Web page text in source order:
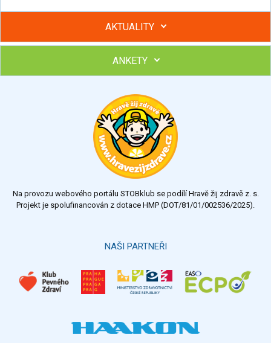
AKTUALITY
Hubněte s podporou lektorky a skupiny v kurzech STOBu
Chcete poradit s hubnutím? Najděte si odborníka STOBu ve
ANKETY
Výsledky Všechny ankety
Na provozu webového portálu STOBklub se podílí Hravě žij zdravě z. s.
Projekt je spolufinancován z dotace HMP (DOT/81/01/002536/2025).
NAŠI PARTNEŘI